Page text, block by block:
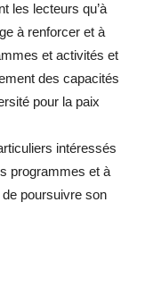
les lecteurs qu’à
à renforcer et à
et activités et
des capacités
pour la paix
intéressés
programmes et à
poursuivre son